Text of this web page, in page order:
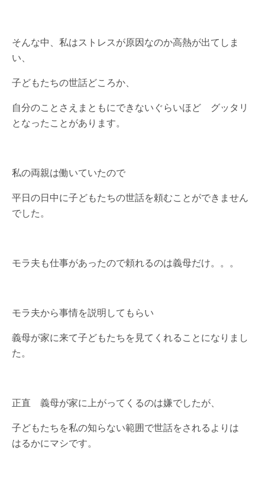
そんな中、私はストレスが原因なのか高熱が出てしま
い、
子どもたちの世話どころか、
自分のことさえまともにできないぐらいほど グッタリ
となったことがあります。
私の両親は働いていたので
平日の日中に子どもたちの世話を頼むことができません
でした。
モラ夫も仕事があったので頼れるのは義母だけ。。。
モラ夫から事情を説明してもらい
義母が家に来て子どもたちを見てくれることになりまし
た。
正直 義母が家に上がってくるのは嫌でしたが、
子どもたちを私の知らない範囲で世話をされるよりは
はるかにマシです。